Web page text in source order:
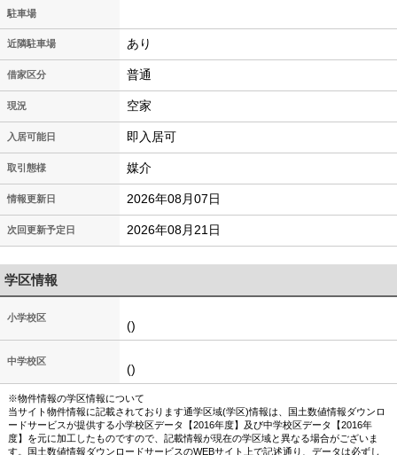
駐車場
近隣駐車場 あり
借家区分 普通
現況 空家
入居可能日 即入居可
取引態様 媒介
情報更新日 2026年08月07日
次回更新予定日 2026年08月21日
学区情報
小学校区
()
中学校区
()
※物件情報の学区情報について
当サイト物件情報に記載されております通学区域(学区)情報は、国土数値情報ダウンロ
ードサービスが提供する小学校区データ【2016年度】及び中学校区データ【2016年
度】を元に加工したものですので、記載情報が現在の学区域と異なる場合がございま
す。国土数値情報ダウンロードサービスのWEBサイト上で記述通り、データは必ずし